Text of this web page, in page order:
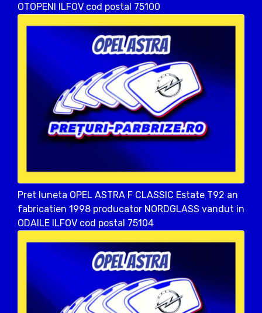
OTOPENI ILFOV cod postal 75100
Pret luneta OPEL ASTRA F CLASSIC Estate T92 an
fabricatien 1998 producator NORDGLASS vandut in
ODAILE ILFOV cod postal 75104